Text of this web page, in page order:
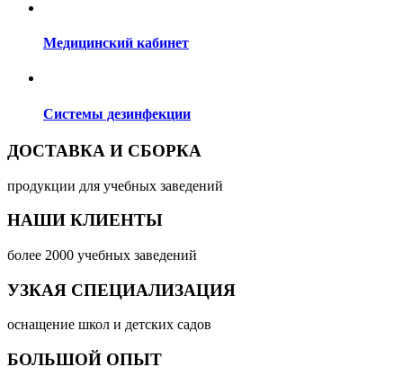
Медицинский кабинет
Системы дезинфекции
ДОСТАВКА И СБОРКА
продукции для учебных заведений
НАШИ КЛИЕНТЫ
более 2000 учебных заведений
УЗКАЯ СПЕЦИАЛИЗАЦИЯ
оснащение школ и детских садов
БОЛЬШОЙ ОПЫТ